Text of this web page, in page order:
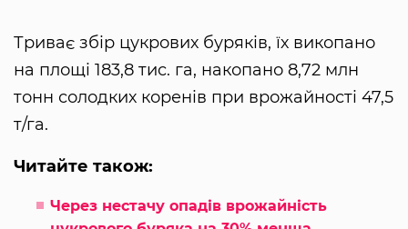
Триває збір цукрових буряків, їх викопано
на площі 183,8 тис. га, накопано 8,72 млн
тонн солодких коренів при врожайності 47,5
т/га.
Читайте також:
Через нестачу опадів врожайність